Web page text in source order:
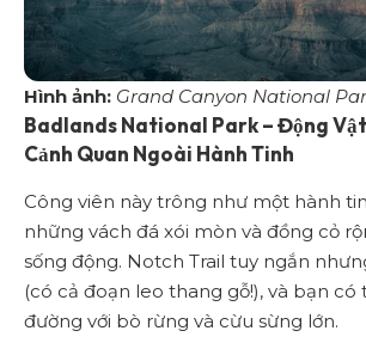
Hình ảnh: Grand Canyon National
Badlands National Park – Động
Cảnh Quan Ngoài Hành Tinh
Công viên này trông như một hành
những vách đá xói mòn và đồng cỏ
sống động. Notch Trail tuy ngắn
(có cả đoạn leo thang gỗ!), và bạn có
đường với bò rừng và cừu sừng lớn.